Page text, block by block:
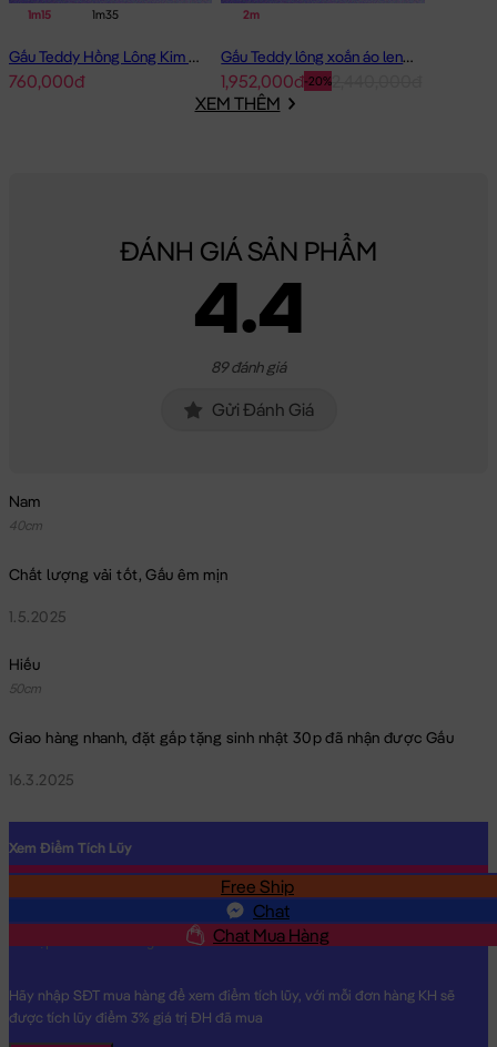
Gấu Teddy lông xoắn mặc áo len BigHeart
1m15 1m35
Gấu Teddy Hồng Lông Kim Chồn Đeo Nơ Hồng Pink Girl
760,000đ
2m
Gấu Teddy lông xoắn áo len Choco 2m - Hàng Nhập
-20%
1,952,000đ
XEM THÊM
ĐÁNH GIÁ SẢN PHẨM
4.4
89 đánh giá
Gửi Đánh Giá
Nam
40cm
Chất lượng vải tốt, Gấu êm mịn
1.5.2025
Hiếu
50cm
Giao hàng nhanh, đặt gấp tặng sinh nhật 30p đã nhận được Gấu
16.3.2025
Free Ship
Chat
Chat Mua Hàng
Xem Điểm Tích Lũy
Hãy nhập SĐT mua hàng để xem điểm tích lũy, với mỗi đơn hàng KH sẽ
được tích lũy điểm 3% giá trị ĐH đã mua